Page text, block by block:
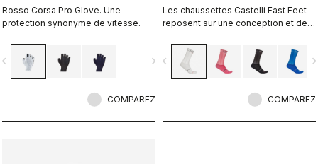
Rosso Corsa Pro Glove. Une
protection synonyme de vitesse.
navigate_next
COMPAREZ
Les chaussettes Castelli Fast Feet
reposent sur une conception et des
aux exigences d’aérodynamisme.
navigate_before
COMPAREZ